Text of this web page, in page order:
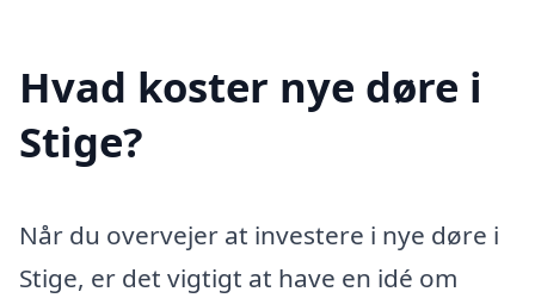
Hvad koster nye døre i
Stige?
Når du overvejer at investere i nye døre i
Stige, er det vigtigt at have en idé om